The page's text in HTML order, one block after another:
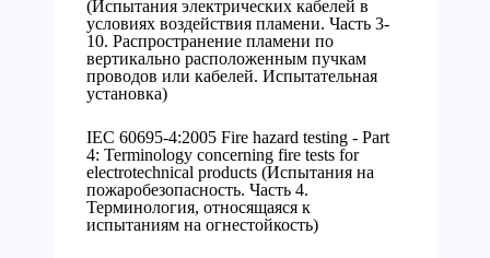
(Испытания электрических кабелей в
условиях воздействия пламени. Часть 3-
10. Распространение пламени по
вертикально расположенным пучкам
проводов или кабелей. Испытательная
установка)
IEC 60695-4:2005 Fire hazard testing - Part
4: Terminology concerning fire tests for
electrotechnical products (Испытания на
пожаробезопасность. Часть 4.
Терминология, относящаяся к
испытаниям на огнестойкость)